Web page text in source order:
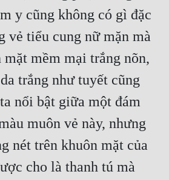
y cũng không có gì đặc
vẻ tiểu cung nữ mặn mà
mặt mềm mại trắng nõn,
trắng như tuyết cũng
nổi bật giữa một đám
muôn vẻ này, nhưng
nét trên khuôn mặt của
cho là thanh tú mà